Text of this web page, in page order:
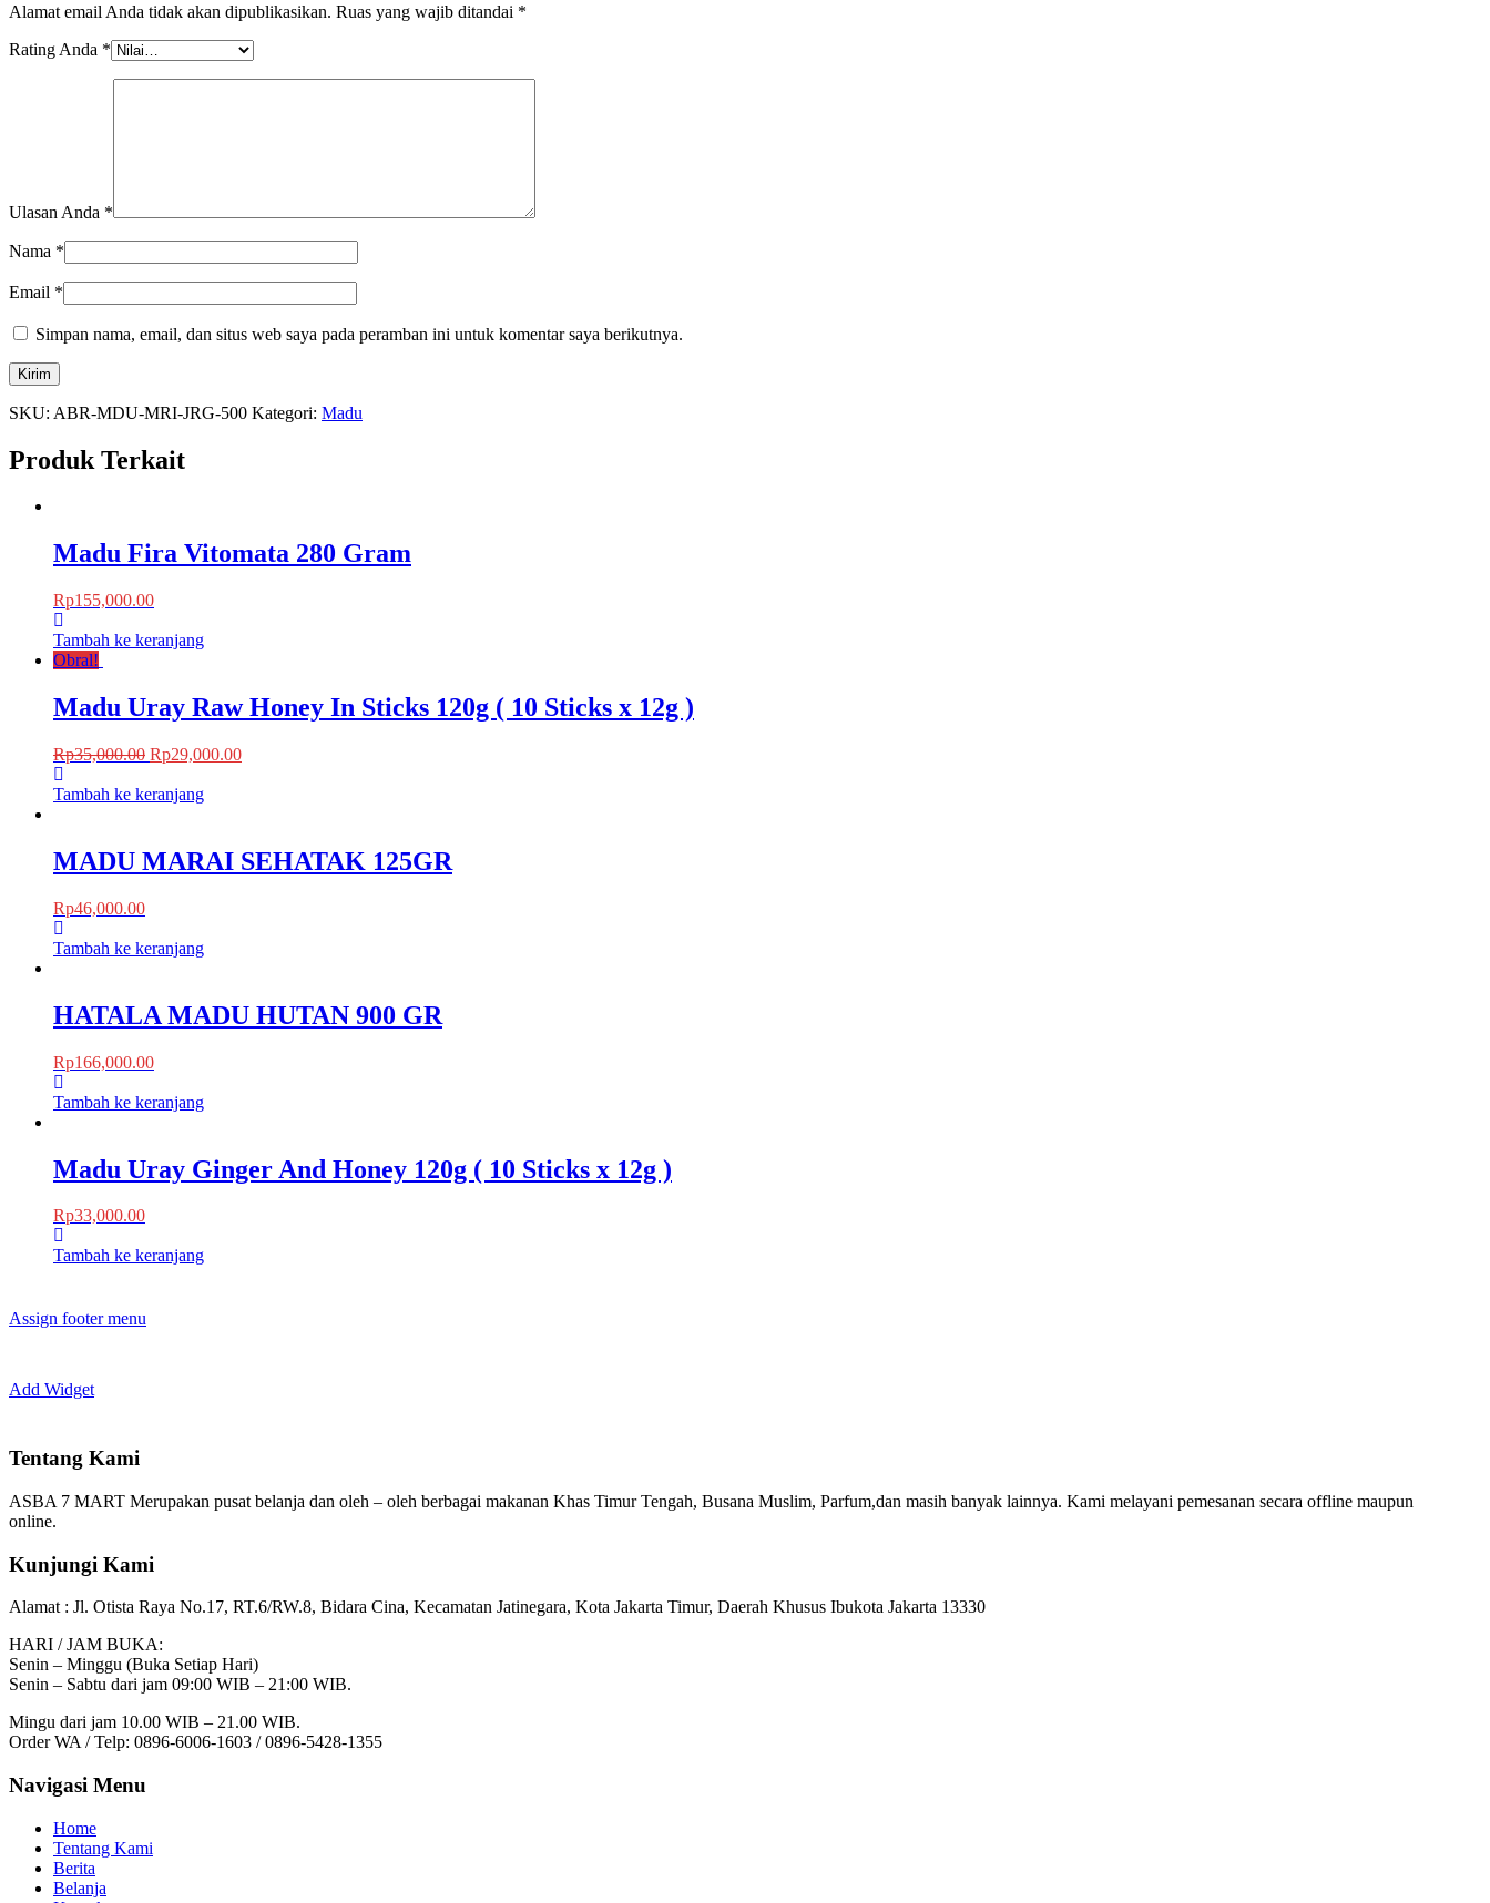
Alamat email Anda tidak akan dipublikasikan. Ruas yang wajib ditandai *
Rating Anda *
Ulasan Anda *
Nama *
Email *
Simpan nama, email, dan situs web saya pada peramban ini untuk komentar saya berikutnya.
SKU: ABR-MDU-MRI-JRG-500 Kategori: Madu
Produk Terkait
Madu Fira Vitomata 280 Gram
Rp155,000.00
Tambah ke keranjang
Obral!
Madu Uray Raw Honey In Sticks 120g ( 10 Sticks x 12g )
Rp35,000.00 Rp29,000.00
Tambah ke keranjang
MADU MARAI SEHATAK 125GR
Rp46,000.00
Tambah ke keranjang
HATALA MADU HUTAN 900 GR
Rp166,000.00
Tambah ke keranjang
Madu Uray Ginger And Honey 120g ( 10 Sticks x 12g )
Rp33,000.00
Tambah ke keranjang
Assign footer menu
Add Widget
Tentang Kami
ASBA 7 MART Merupakan pusat belanja dan oleh – oleh berbagai makanan Khas Timur Tengah, Busana Muslim, Parfum,dan masih banyak lainnya. Kami melayani pemesanan secara offline maupun
online.
Kunjungi Kami
Alamat : Jl. Otista Raya No.17, RT.6/RW.8, Bidara Cina, Kecamatan Jatinegara, Kota Jakarta Timur, Daerah Khusus Ibukota Jakarta 13330
HARI / JAM BUKA:
Senin – Minggu (Buka Setiap Hari)
Senin – Sabtu dari jam 09:00 WIB – 21:00 WIB.
Mingu dari jam 10.00 WIB – 21.00 WIB.
Order WA / Telp: 0896-6006-1603 / 0896-5428-1355
Navigasi Menu
Home
Tentang Kami
Berita
Belanja